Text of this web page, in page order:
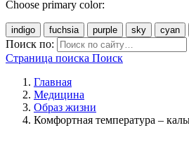
Choose primary color:
indigo fuchsia purple sky cyan
Поиск по:
Страница поиска Поиск
Главная
Медицина
Образ жизни
Комфортная температура –